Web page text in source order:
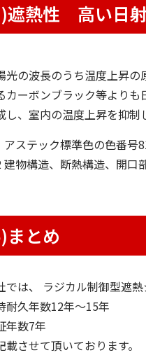
遮熱性 高い日射
光の波長のうち温度上昇
カーボンブラック等より
し、室内の温度上昇を抑制
ステック標準色の色番号
物構造、断熱構造、開口
まとめ
では、 ラジカル制御型遮
耐久年数12年〜15年
年数7年
載させて頂いております。